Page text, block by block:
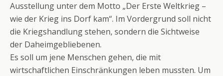
Ausstellung unter dem Motto „Der Erste Weltkrieg –
wie der Krieg ins Dorf kam“. Im Vordergrund soll nicht
die Kriegshandlung stehen, sondern die Sichtweise
der Daheimgebliebenen.
Es soll um jene Menschen gehen, die mit
wirtschaftlichen Einschränkungen leben mussten. Um